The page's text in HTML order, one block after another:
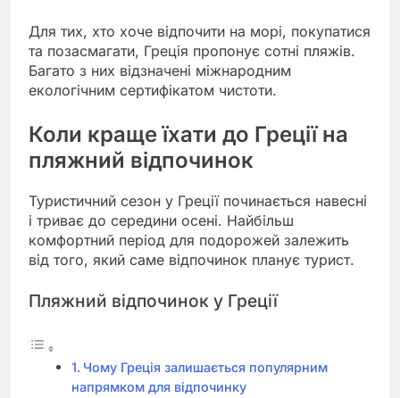
Для тих, хто хоче відпочити на морі, покупатися
та позасмагати, Греція пропонує сотні пляжів.
Багато з них відзначені міжнародним
екологічним сертифікатом чистоти.
Коли краще їхати до Греції на
пляжний відпочинок
Туристичний сезон у Греції починається навесні
і триває до середини осені. Найбільш
комфортний період для подорожей залежить
від того, який саме відпочинок планує турист.
Пляжний відпочинок у Греції
Чому Греція залишається популярним
напрямком для відпочинку